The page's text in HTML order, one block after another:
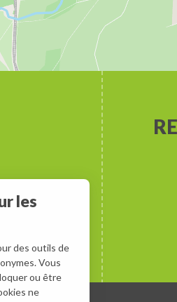
les
des outils de
Vous
ou être
ne